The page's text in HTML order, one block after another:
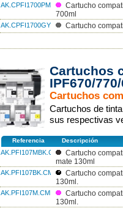
AK.CPFI1700PM
Cartucho
700ml
AK.CPFI1700GY Cartucho
Cartuchos
IPF670/
Cartuchos
Cartuchos de
sus respectivas
Referencia Descripción
AK.PFI107MBK.CMP Cartucho
mate 130ml
AK.PFI107BK.CMP
Cartucho
130ml.
AK.PFI107M.CMP
Cartucho
130ml.